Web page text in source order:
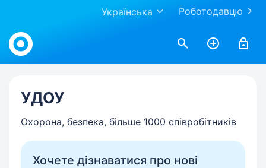
Роботодавцю
Українська
Work.ua
УДОУ
Охорона, безпека, більше 1000 співробітників
Хочете дізнаватися про нові